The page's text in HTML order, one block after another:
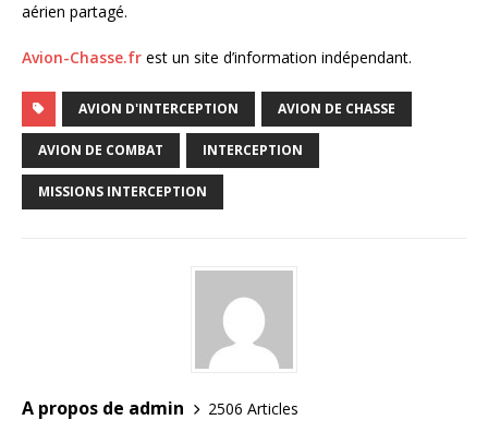
aérien partagé.
Avion-Chasse.fr est un site d’information indépendant.
AVION D'INTERCEPTION AVION DE CHASSE
AVION DE COMBAT INTERCEPTION
MISSIONS INTERCEPTION
A propos de admin
2506 Articles